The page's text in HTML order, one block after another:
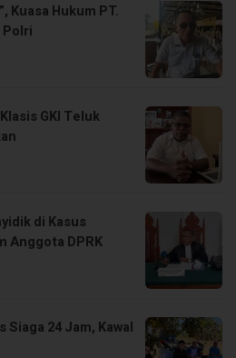
Kuasa Hukum PT.
Polri
GKI Teluk
di Kasus
Anggota DPRK
24 Jam, Kawal